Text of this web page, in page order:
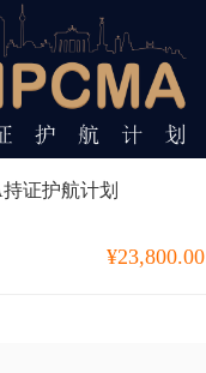
证护航计划
¥23,800.00